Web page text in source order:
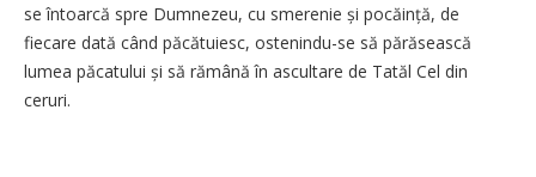
se întoarcă spre Dumnezeu, cu smerenie și pocăință, de
fiecare dată când păcătuiesc, ostenindu-se să părăsească
lumea păcatului și să rămână în ascultare de Tatăl Cel din
ceruri.